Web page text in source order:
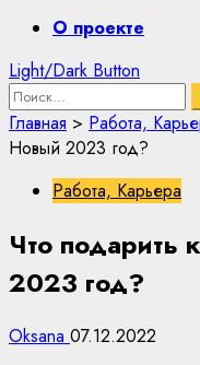
PrimaryО проекте
Light/Dark Button
Найти:
Главная > Работа,
Новый 2023 год?
Работа, Карьера
Что подарить
2023 год?
Oksana 07.12.2022